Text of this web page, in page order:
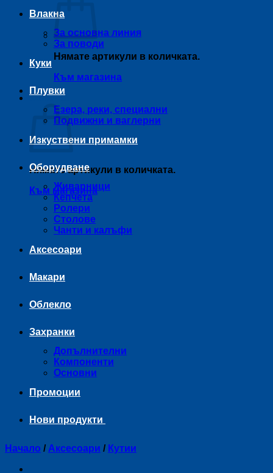
Нямате артикули в количката.
Към магазина
Количка
Нямате артикули в количката.
Към магазина
Влакна
За основна линия
За поводи
Куки
Плувки
Езера, реки, специални
Подвижни и ваглерни
Изкуствени примамки
Оборудване
Живарници
Кепчета
Ролери
Столове
Чанти и калъфи
Аксесоари
Макари
Облекло
Захранки
Допълнителни
Компоненти
Основни
Промоции
Нови продукти
Начало / Аксесоари / Кутии